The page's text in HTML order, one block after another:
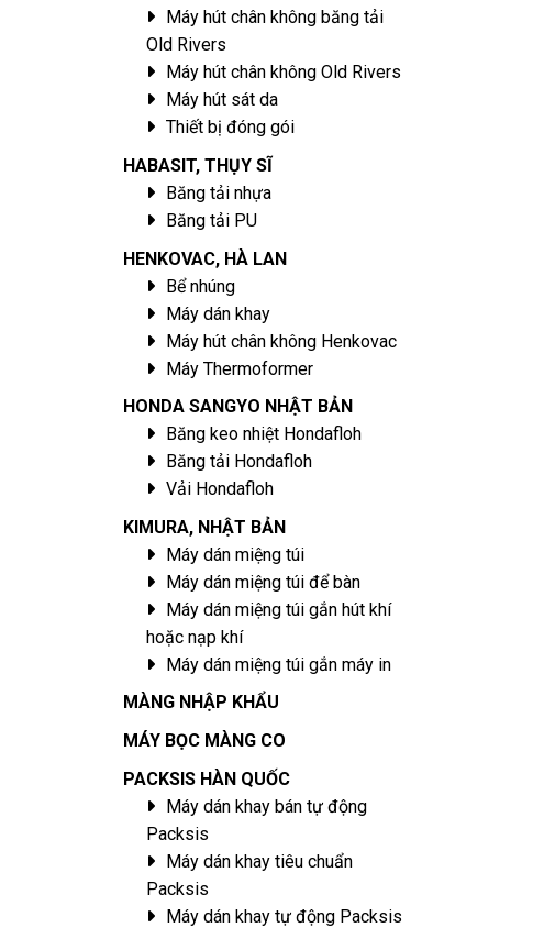
Máy hút chân không băng tải
Old Rivers
Máy hút chân không Old Rivers
Máy hút sát da
Thiết bị đóng gói
HABASIT, THỤY SĨ
Băng tải nhựa
Băng tải PU
HENKOVAC, HÀ LAN
Bể nhúng
Máy dán khay
Máy hút chân không Henkovac
Máy Thermoformer
HONDA SANGYO NHẬT BẢN
Băng keo nhiệt Hondafloh
Băng tải Hondafloh
Vải Hondafloh
KIMURA, NHẬT BẢN
Máy dán miệng túi
Máy dán miệng túi để bàn
Máy dán miệng túi gắn hút khí
hoặc nạp khí
Máy dán miệng túi gắn máy in
MÀNG NHẬP KHẨU
MÁY BỌC MÀNG CO
PACKSIS HÀN QUỐC
Máy dán khay bán tự động
Packsis
Máy dán khay tiêu chuẩn
Packsis
Máy dán khay tự động Packsis